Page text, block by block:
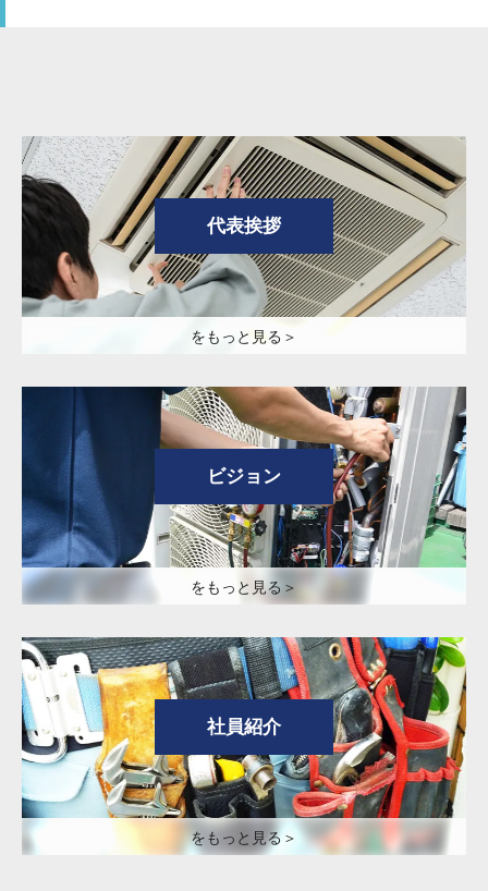
代表挨拶
をもっと見る＞
ビジョン
をもっと見る＞
社員紹介
をもっと見る＞